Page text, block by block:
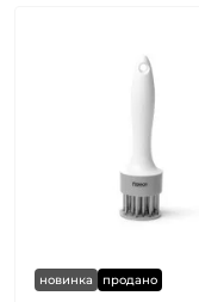
новинка продано